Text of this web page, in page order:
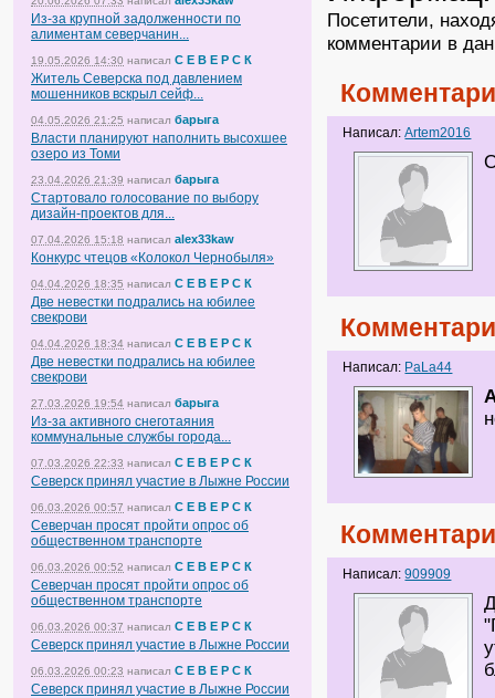
Из-за крупной задолженности по
алиментам северчанин...
19.05.2026 14:30 написал С Е В Е Р С К
Житель Северска под давлением
мошенников вскрыл сейф...
04.05.2026 21:25 написал барыга
Власти планируют наполнить высохшее
озеро из Томи
23.04.2026 21:39 написал барыга
Стартовало голосование по выбору
дизайн-проектов для...
07.04.2026 15:18 написал alex33kaw
Конкурс чтецов «Колокол Чернобыля»
04.04.2026 18:35 написал С Е В Е Р С К
Две невестки подрались на юбилее
свекрови
04.04.2026 18:34 написал С Е В Е Р С К
Две невестки подрались на юбилее
свекрови
27.03.2026 19:54 написал барыга
Из-за активного снеготаяния
коммунальные службы города...
07.03.2026 22:33 написал С Е В Е Р С К
Северск принял участие в Лыжне России
06.03.2026 00:57 написал С Е В Е Р С К
Северчан просят пройти опрос об
общественном транспорте
06.03.2026 00:52 написал С Е В Е Р С К
Северчан просят пройти опрос об
общественном транспорте
06.03.2026 00:37 написал С Е В Е Р С К
Северск принял участие в Лыжне России
06.03.2026 00:23 написал С Е В Е Р С К
Северск принял участие в Лыжне России
Посетители,
комментарии в
Написал:Artem2016
Написал: PaLa44
Написал:909909